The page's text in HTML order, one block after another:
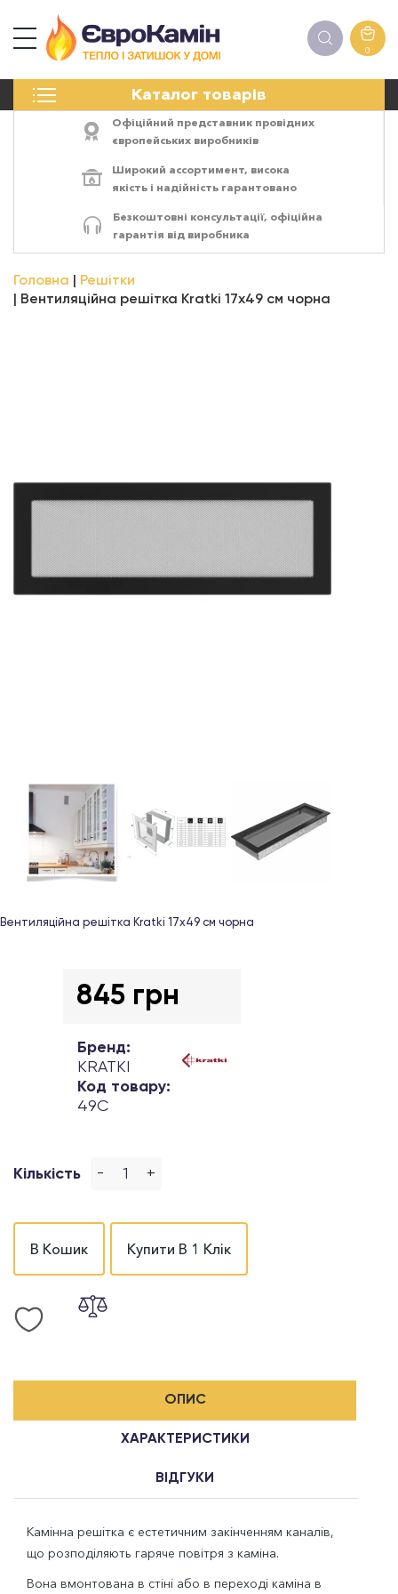
0
Каталог товарів
ПЕЧІ
ЕЛЕКТРОКАМІНИ
АКСЕСУАРИ
Офіційний представник провідних
європейських виробників
Широкий ассортимент, висока
якість і надійність гарантовано
Безкоштовні консультації, офіційна
гарантія від виробника
Головна
Решітки
Вентиляційна решітка Kratki 17х49 см чорна
Вентиляційна решітка Kratki 17х49 см чорна
845 грн
Бренд:
KRATKI
Код товару:
49C
Кількість - +
В Кошик Купити В 1 Клік
ОПИС
ХАРАКТЕРИСТИКИ
ВІДГУКИ
Камінна решітка є естетичним закінченням каналів,
що розподіляють гаряче повітря з каміна.
Вона вмонтована в стіні або в переході каміна в